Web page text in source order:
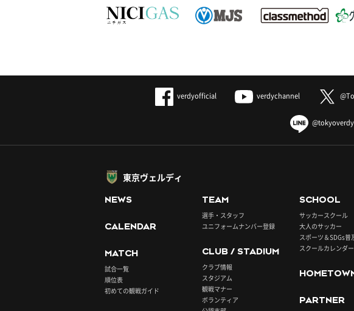
verdyofficial verdychannel
@tokyoverdy
東京ヴェルディ
NEWS
CALENDAR
MATCH
試合一覧
順位表
初めての観戦ガイド
TEAM
選手・スタッフ
ユニフォームナンバー登録
CLUB / STADIUM
クラブ情報
スタジアム
観戦マナー
ボランティア
SCHOOL
サッカースクール
大人のサッカー
スポーツ＆SDGs普
スクールカレンダー
PARTNER